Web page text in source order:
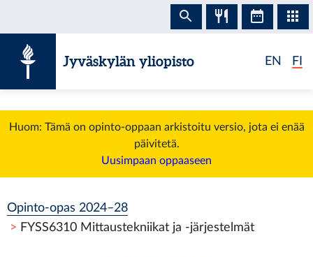
Jyväskylän yliopisto EN FI
Huom: Tämä on opinto-oppaan arkistoitu versio, jota ei enää
päivitetä.
Uusimpaan oppaaseen
Opinto-opas 2024–28
FYSS6310 Mittaustekniikat ja -järjestelmät